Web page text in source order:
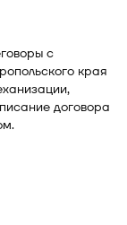
с
края
договора